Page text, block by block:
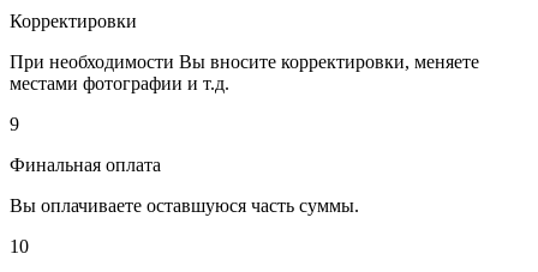
Корректировки
При необходимости Вы вносите корректировки, меняете
местами фотографии и т.д.
9
Финальная оплата
Вы оплачиваете оставшуюся часть суммы.
10